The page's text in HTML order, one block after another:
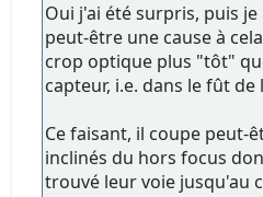
Oui j'ai été surpris, puis
peut-être une cause à
crop optique plus "tôt"
capteur, i.e. dans le fût de
Ce faisant, il coupe peut-
inclinés du hors focus
trouvé leur voie jusqu'au